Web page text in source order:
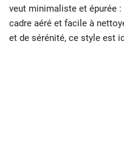
veut minimaliste et épurée
cadre aéré et facile à
et de sérénité, ce style est